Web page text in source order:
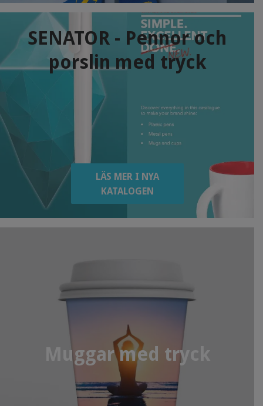
SENATOR - Pennor och
porslin med tryck
LÄS MER I NYA
KATALOGEN
Muggar med tryck